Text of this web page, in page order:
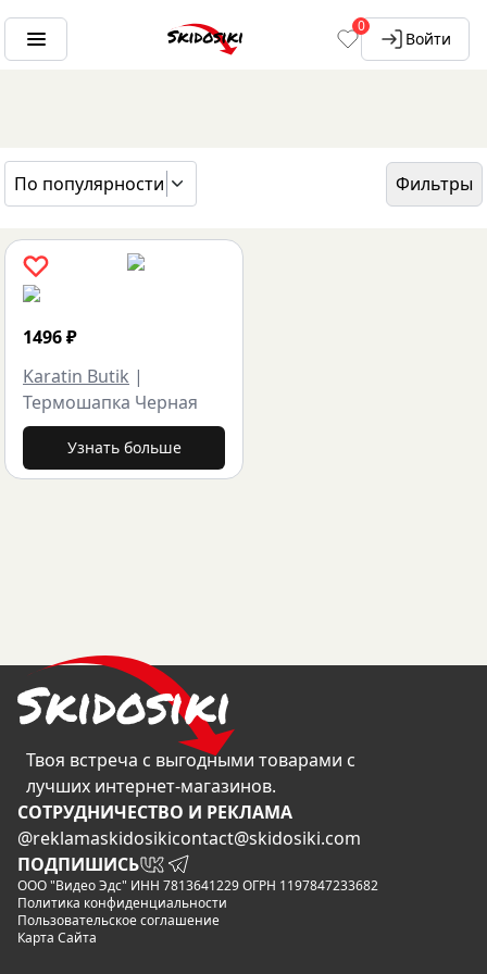
0
Войти
По популярности
Фильтры
ГЛАВНАЯ
БРЕНДЫ
1496₽
Karatin Butik |
Термошапка Черная
Узнать больше
Твоя встреча с выгодными товарами с
лучших интернет-магазинов.
CОТРУДНИЧЕСТВО И РЕКЛАМА
@reklamaskidosikicontact@skidosiki.com
ПОДПИШИСЬ
ООО "Видео Эдс" ИНН 7813641229 ОГРН 1197847233682
Политика конфиденциальности
Пользовательское соглашение
Карта Сайта